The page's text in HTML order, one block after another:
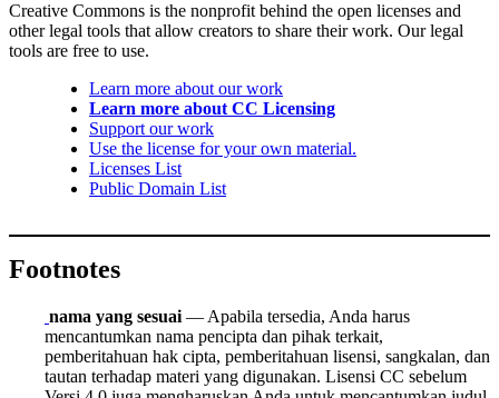
Creative Commons is the nonprofit behind the open licenses and
other legal tools that allow creators to share their work. Our legal
tools are free to use.
Learn more about our work
Learn more about CC Licensing
Support our work
Use the license for your own material.
Licenses List
Public Domain List
Footnotes
nama yang sesuai — Apabila tersedia, Anda harus
mencantumkan nama pencipta dan pihak terkait,
pemberitahuan hak cipta, pemberitahuan lisensi, sangkalan, dan
tautan terhadap materi yang digunakan. Lisensi CC sebelum